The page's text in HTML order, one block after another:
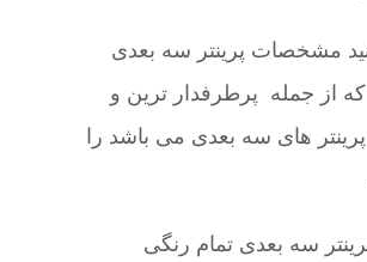
مشخصات پرینتر سه بعدی
مدل ProDesk که از جمله پرطرفدار ترین و
های سه بعدی می باشد را